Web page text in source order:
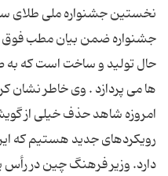
نخستین جشنواره ملی طلای
جشنواره ضمن بیان مطب فوق
حال تولید و ساخت است که به
ها می پردازد . وی خاطر نشان
امروزه شاهد حذف خیلی از
رویکردهای جدید هستیم که
دارد. وزیر فرهنگ چین در